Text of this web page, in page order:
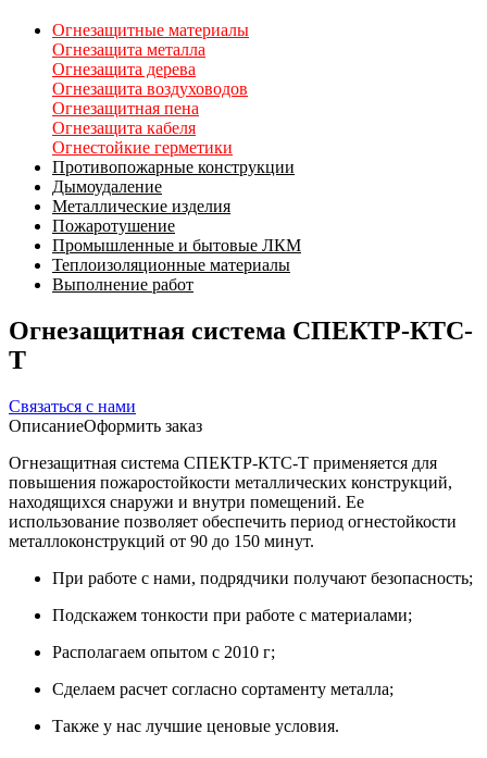
Огнезащитные материалы
Огнезащита металла
Огнезащита дерева
Огнезащита воздуховодов
Огнезащитная пена
Огнезащита кабеля
Огнестойкие герметики
Противопожарные конструкции
Дымоудаление
Металлические изделия
Пожаротушение
Промышленные и бытовые ЛКМ
Теплоизоляционные материалы
Выполнение работ
Огнезащитная система СПЕКТР-КТС-
Т
Связаться с нами
ОписаниеОформить заказ
Огнезащитная система СПЕКТР-КТС-Т применяется для
повышения пожаростойкости металлических конструкций,
находящихся снаружи и внутри помещений. Ее
использование позволяет обеспечить период огнестойкости
металлоконструкций от 90 до 150 минут.
При работе с нами, подрядчики получают безопасность;
Подскажем тонкости при работе с материалами;
Располагаем опытом с 2010 г;
Сделаем расчет согласно сортаменту металла;
Также у нас лучшие ценовые условия.